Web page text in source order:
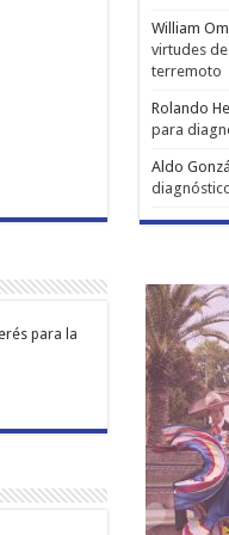
para la
William
virtudes
terremoto
Rolando
para
Aldo